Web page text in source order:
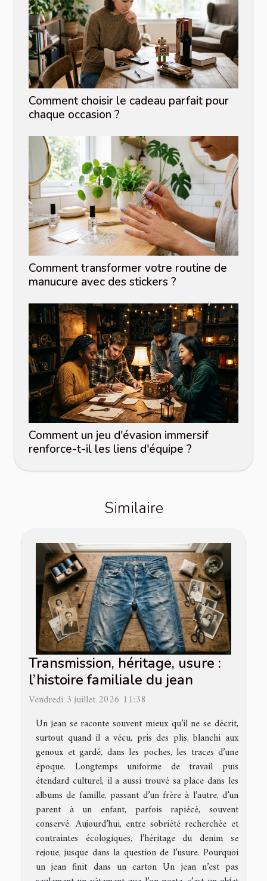
Comment choisir le cadeau parfait pour
chaque occasion ?
Comment transformer votre routine de
manucure avec des stickers ?
Comment un jeu d'évasion immersif
renforce-t-il les liens d'équipe ?
Similaire
Transmission, héritage, usure :
l’histoire familiale du jean
Vendredi 3 juillet 2026 11:38
Un jean se raconte souvent mieux qu’il ne se décrit,
surtout quand il a vécu, pris des plis, blanchi aux
genoux et gardé, dans les poches, les traces d’une
époque. Longtemps uniforme de travail puis
étendard culturel, il a aussi trouvé sa place dans les
albums de famille, passant d’un frère à l’autre, d’un
parent à un enfant, parfois rapiécé, souvent
conservé. Aujourd’hui, entre sobriété recherchée et
contraintes écologiques, l’héritage du denim se
rejoue, jusque dans la question de l’usure. Pourquoi
un jean finit dans un carton Un jean n’est pas